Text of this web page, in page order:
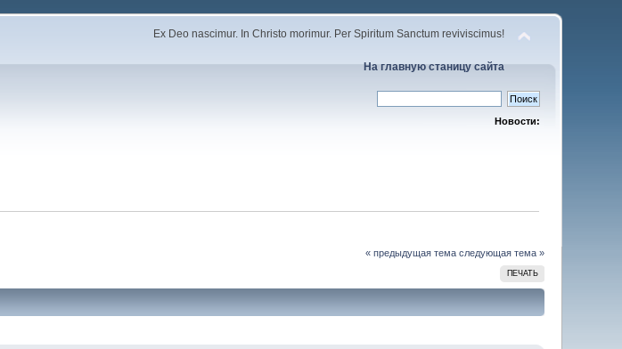
Ex Deo nascimur. In Christo morimur. Per Spiritum Sanctum reviviscimus!
На главную станицу сайта
Новости:
« предыдущая тема следующая тема »
ПЕЧАТЬ